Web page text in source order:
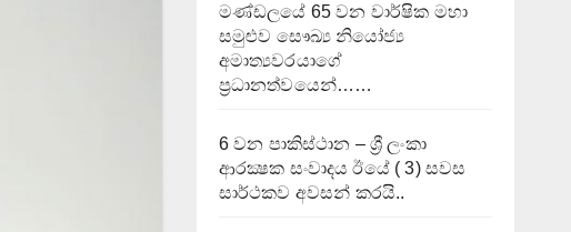
මණ්ඩලයේ 65 වන වාර්ෂික මහා
සමුළුව සෞඛ්‍ය නියෝජ්‍ය
අමාත්‍යවරයාගේ
ප්‍රධානත්වයෙන්……
6 වන පාකිස්ථාන – ශ්‍රී ලංකා
ආරක්‍ෂක සංවාදය ඊයේ ( 3) සවස
සාර්ථකව අවසන් කරයි..